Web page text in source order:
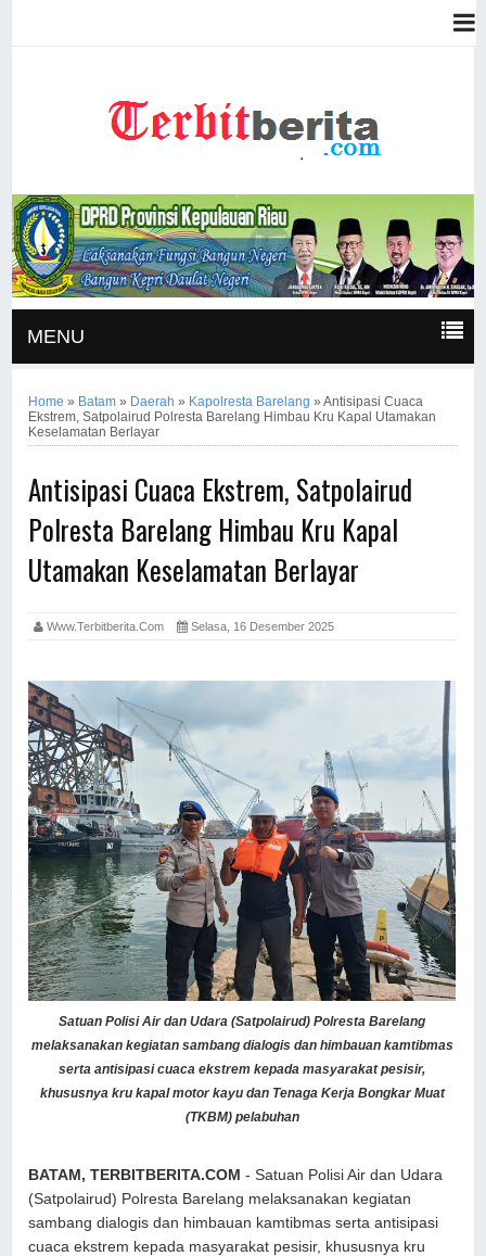
MENU
Home » Batam » Daerah » Kapolresta Barelang »Antisipasi Cuaca
Ekstrem, Satpolairud Polresta Barelang Himbau Kru Kapal Utamakan
Keselamatan Berlayar
Antisipasi Cuaca Ekstrem, Satpolairud
Polresta Barelang Himbau Kru Kapal
Utamakan Keselamatan Berlayar
Www.terbitberita.com Selasa, 16 Desember 2025
Satuan Polisi Air dan Udara (Satpolairud) Polresta Barelang
melaksanakan kegiatan sambang dialogis dan himbauan kamtibmas
serta antisipasi cuaca ekstrem kepada masyarakat pesisir,
khususnya kru kapal motor kayu dan Tenaga Kerja Bongkar Muat
(TKBM) pelabuhan
BATAM, TERBITBERITA.COM - Satuan Polisi Air dan Udara
(Satpolairud) Polresta Barelang melaksanakan kegiatan
sambang dialogis dan himbauan kamtibmas serta antisipasi
cuaca ekstrem kepada masyarakat pesisir, khususnya kru